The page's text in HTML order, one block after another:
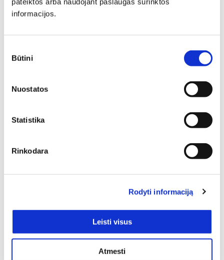
informacijos.
pasirinkimas
Būtini
Nuostatos
Statistika
Rinkodara
Rodyti informaciją
Leisti visus
Atmesti
Minkšti baldai yra vienas svarbiausių interjero elementų,
kuris suteikia erdvei jaukumo, estetikos ir patogumo. Jie
pavyzdžiui, patogiai sėdėti, valgyti, miegoti, dirbti,
žaisti su vaikais ir daug kitų. Taip pat baldai namuose
suteikia romantikos, jaukumo, prabangos, modernumo ar
funkcionalumu ir jų pritaikymo galimybėmis. Tad jei
pasirinkti tai, kas yra aktualu ir atitinka finansines
galimybes.